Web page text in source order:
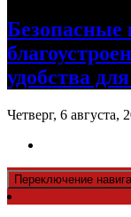
Безопасные
удобства
Четверг, 6 августа,
Переключение